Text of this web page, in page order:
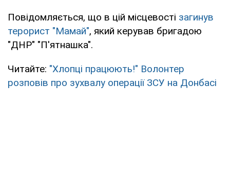
Повідомляється, що в цій місцевості загинув
терорист "Мамай", який керував бригадою
"ДНР" "П'ятнашка".
Читайте: "Хлопці працюють!" Волонтер
розповів про зухвалу операції ЗСУ на Донбасі